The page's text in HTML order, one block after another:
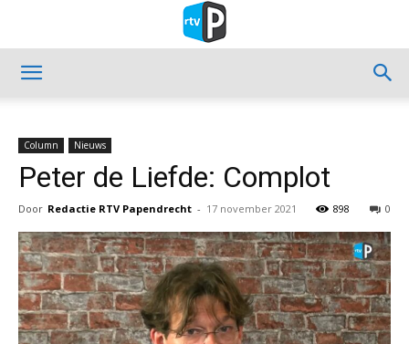
Column Nieuws
Peter de Liefde: Complot
Door Redactie RTV Papendrecht - 17 november 2021 0
898